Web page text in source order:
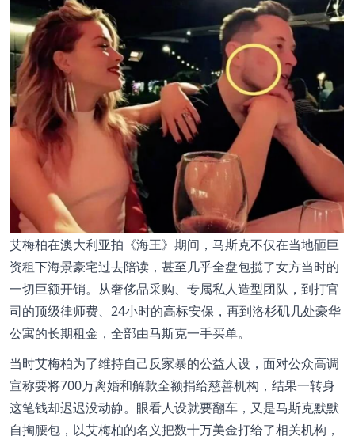
艾梅柏在澳大利亚拍《海王》期间，马斯克不仅在当地砸巨
资租下海景豪宅过去陪读，甚至几乎全盘包揽了女方当时的
一切巨额开销。从奢侈品采购、专属私人造型团队，到打官
司的顶级律师费、24小时的高标安保，再到洛杉矶几处豪华
公寓的长期租金，全部由马斯克一手买单。
当时艾梅柏为了维持自己反家暴的公益人设，面对公众高调
宣称要将700万离婚和解款全额捐给慈善机构，结果一转身
这笔钱却迟迟没动静。眼看人设就要翻车，又是马斯克默默
自掏腰包，以艾梅柏的名义把数十万美金打给了相关机构，